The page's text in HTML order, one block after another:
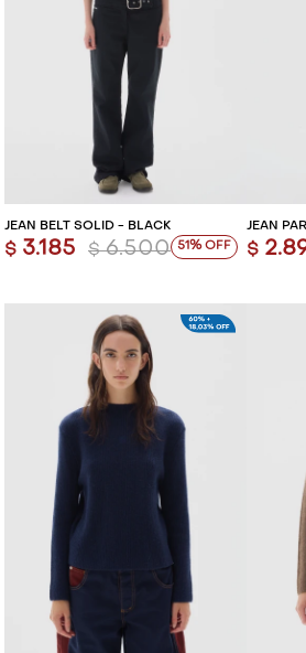
JEAN BELT SOLID - BLACK
$ 3.185 $ 6.500 51
JEAN
$